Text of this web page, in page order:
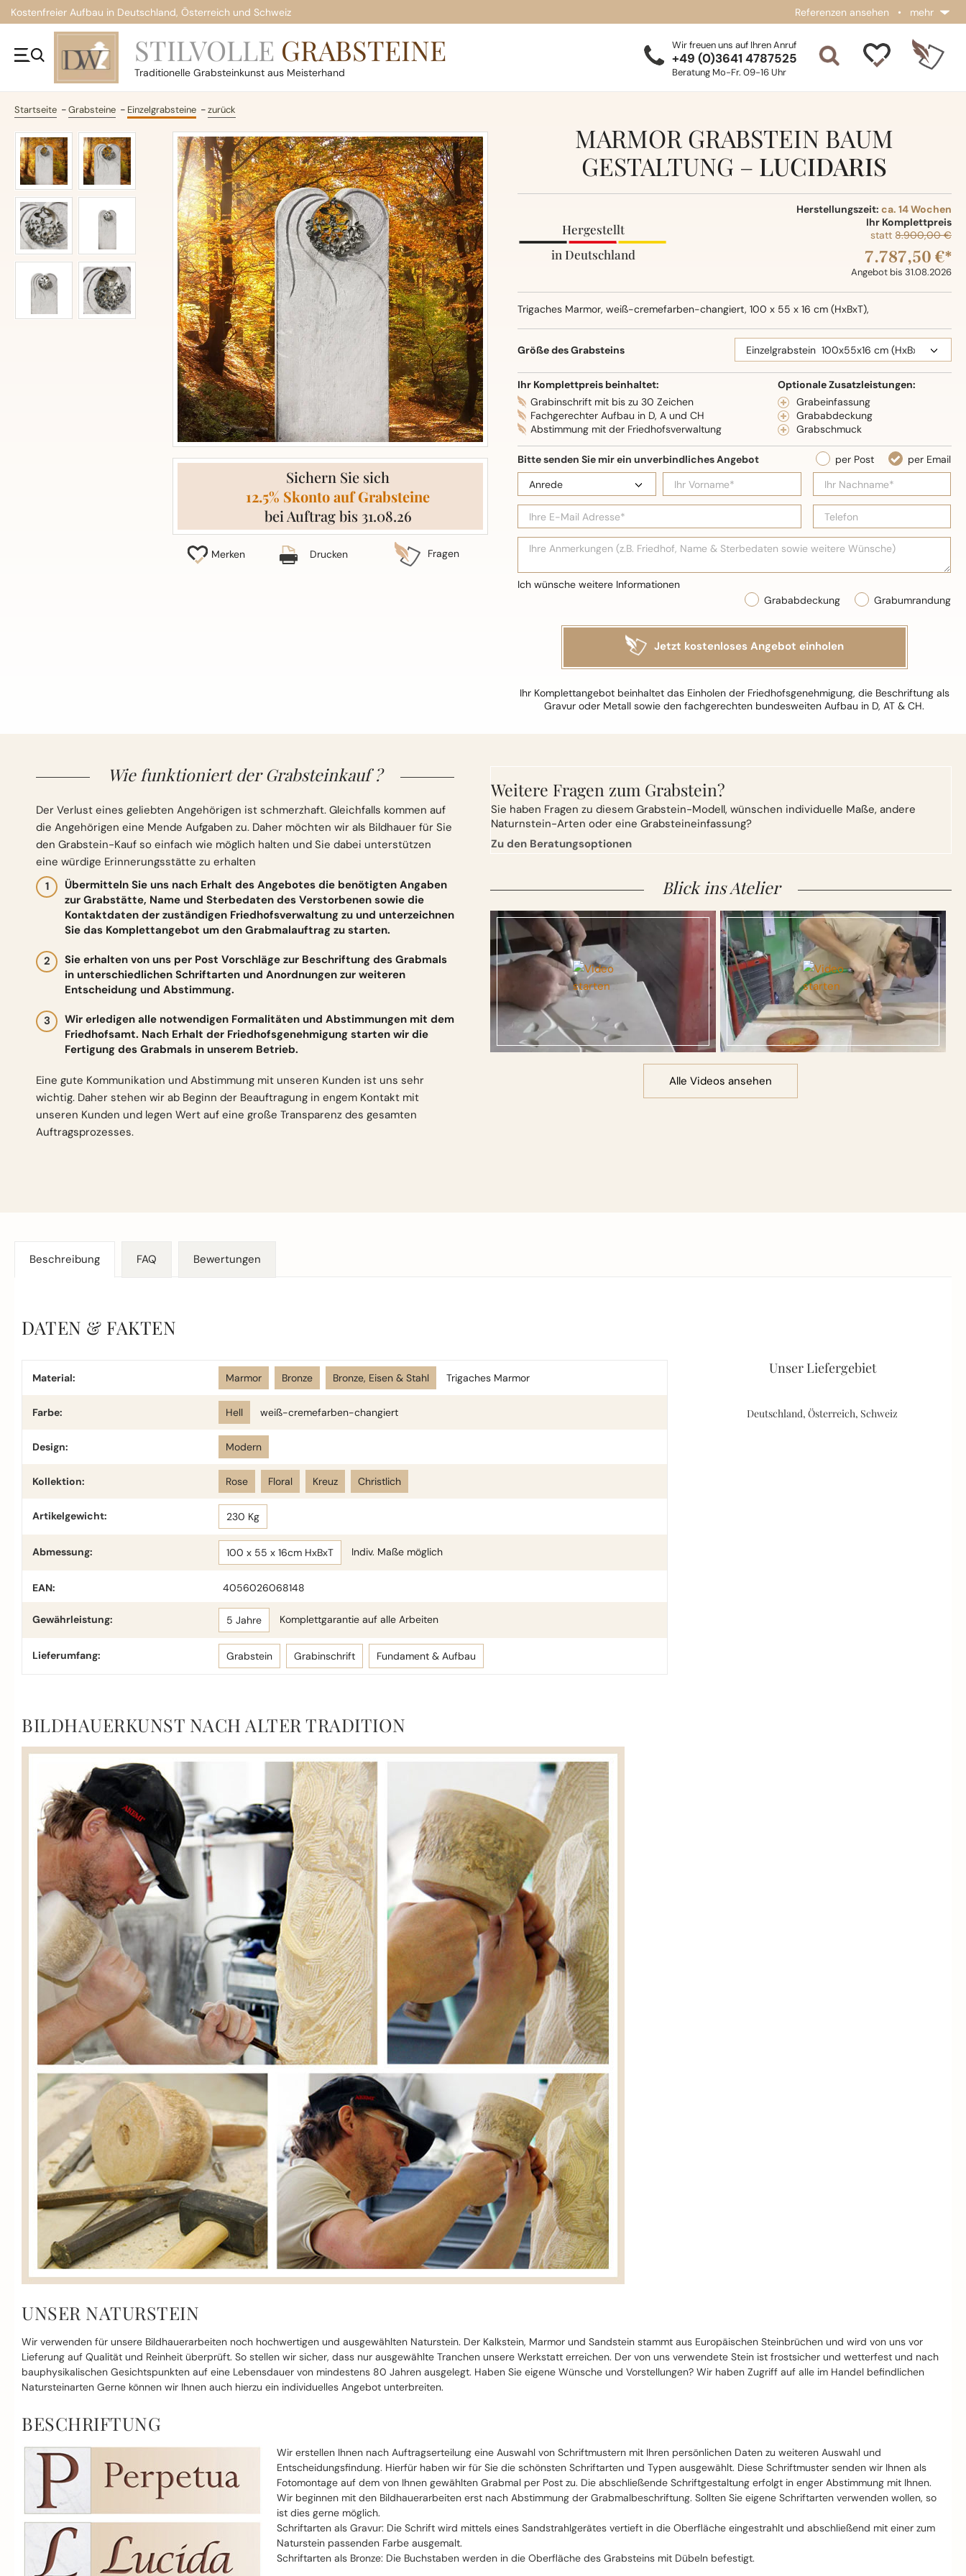
Kostenfreier Aufbau in Deutschland, Österreich und Schweiz Referenzen ansehen • mehr
STILVOLLE GRABSTEINE
Traditionelle Grabsteinkunst aus Meisterhand
Wir freuen uns auf Ihren Anruf
+49 (0)3641 4787525
Beratung Mo-Fr. 09-16 Uhr
Startseite Grabsteine Einzelgrabsteine zurück
Sichern Sie sich
12.5% Skonto auf Grabsteine
bei Auftrag bis 31.08.26
Merken Drucken Fragen
MARMOR GRABSTEIN BAUM
GESTALTUNG – LUCIDARIS
Hergestellt
in Deutschland
Herstellungszeit: ca. 14 Wochen
Ihr Komplettpreis
statt 8.900,00 €
7.787,50 €*
Angebot bis 31.08.2026
Trigaches Marmor, weiß-cremefarben-changiert, 100 x 55 x 16 cm (HxBxT),
Oberflächenbearbeitung: Seidenglanz
Größe des Grabsteins
Ihr Komplettpreis beinhaltet:
Grabinschrift mit bis zu 30 Zeichen
Fachgerechter Aufbau in D, A und CH
Abstimmung mit der Friedhofsverwaltung
Optionale Zusatzleistungen:
Grabeinfassung
Grababdeckung
Grabschmuck
Grabumrandung
Grababdeckung
Ihr Komplettangebot beinhaltet das Einholen der Friedhofsgenehmigung, die Beschriftung als
Gravur oder Metall sowie den fachgerechten bundesweiten Aufbau in D, AT & CH.
Wie funktioniert der Grabsteinkauf ?
Der Verlust eines geliebten Angehörigen ist schmerzhaft. Gleichfalls kommen auf
die Angehörigen eine Mende Aufgaben zu. Daher möchten wir als Bildhauer für Sie
den Grabstein-Kauf so einfach wie möglich halten und Sie dabei unterstützen
eine würdige Erinnerungsstätte zu erhalten
Übermitteln Sie uns nach Erhalt des Angebotes die benötigten Angaben
zur Grabstätte, Name und Sterbedaten des Verstorbenen sowie die
Kontaktdaten der zuständigen Friedhofsverwaltung zu und unterzeichnen
Sie das Komplettangebot um den Grabmalauftrag zu starten.
Sie erhalten von uns per Post Vorschläge zur Beschriftung des Grabmals
in unterschiedlichen Schriftarten und Anordnungen zur weiteren
Entscheidung und Abstimmung.
Wir erledigen alle notwendigen Formalitäten und Abstimmungen mit dem
Friedhofsamt. Nach Erhalt der Friedhofsgenehmigung starten wir die
Fertigung des Grabmals in unserem Betrieb.
Eine gute Kommunikation und Abstimmung mit unseren Kunden ist uns sehr
wichtig. Daher stehen wir ab Beginn der Beauftragung in engem Kontakt mit
unseren Kunden und legen Wert auf eine große Transparenz des gesamten
Auftragsprozesses.
Weitere Fragen zum Grabstein?
Sie haben Fragen zu diesem Grabstein-Modell, wünschen individuelle Maße, andere
Naturnstein-Arten oder eine Grabsteineinfassung?
Zu den Beratungsoptionen
Blick ins Atelier
Alle Videos ansehen
Beschreibung
DATEN & FAKTEN
Material: Marmor Bronze Bronze, Eisen & Stahl Trigaches Marmor
Farbe: Hell weiß-cremefarben-changiert
Design: Modern
Kollektion: Rose Floral Kreuz Christlich
Artikelgewicht: 230 Kg
Abmessung: 100 x 55 x 16cm HxBxT Indiv. Maße möglich
EAN: 4056026068148
Gewährleistung: 5 Jahre Komplettgarantie auf alle Arbeiten
Lieferumfang: Grabstein Grabinschrift Fundament & Aufbau
Unser Liefergebiet
Deutschland, Österreich, Schweiz
BILDHAUERKUNST NACH ALTER TRADITION
UNSER NATURSTEIN
Wir verwenden für unsere Bildhauerarbeiten noch hochwertigen und ausgewählten Naturstein. Der Kalkstein, Marmor und Sandstein stammt aus Europäischen Steinbrüchen und wird von uns vor
Lieferung auf Qualität und Reinheit überprüft. So stellen wir sicher, dass nur ausgewählte Tranchen unsere Werkstatt erreichen. Der von uns verwendete Stein ist frostsicher und wetterfest und nach
bauphysikalischen Gesichtspunkten auf eine Lebensdauer von mindestens 80 Jahren ausgelegt. Haben Sie eigene Wünsche und Vorstellungen? Wir haben Zugriff auf alle im Handel befindlichen
Natursteinarten Gerne können wir Ihnen auch hierzu ein individuelles Angebot unterbreiten.
BESCHRIFTUNG
Wir erstellen Ihnen nach Auftragserteilung eine Auswahl von Schriftmustern mit Ihren persönlichen Daten zu weiteren Auswahl und
Entscheidungsfindung. Hierfür haben wir für Sie die schönsten Schriftarten und Typen ausgewählt. Diese Schriftmuster senden wir Ihnen als
Fotomontage auf dem von Ihnen gewählten Grabmal per Post zu. Die abschließende Schriftgestaltung erfolgt in enger Abstimmung mit Ihnen.
Wir beginnen mit den Bildhauerarbeiten erst nach Abstimmung der Grabmalbeschriftung. Sollten Sie eigene Schriftarten verwenden wollen, so
ist dies gerne möglich.
Schriftarten als Gravur: Die Schrift wird mittels eines Sandstrahlgerätes vertieft in die Oberfläche eingestrahlt und abschließend mit einer zum
Naturstein passenden Farbe ausgemalt.
Schriftarten als Bronze: Die Buchstaben werden in die Oberfläche des Grabsteins mit Dübeln befestigt.
FAQ Bewertungen